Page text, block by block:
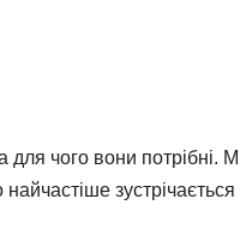
для чого вони потрібні.
зустрічається